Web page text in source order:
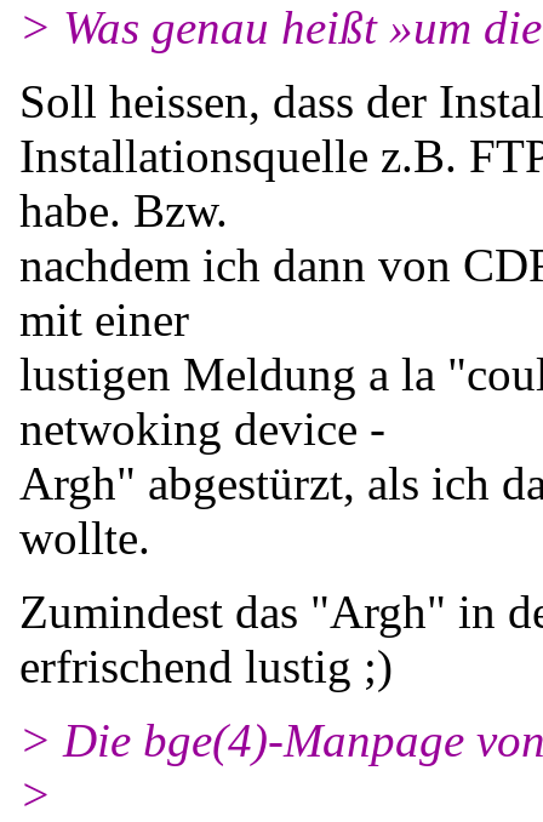
> Was genau heißt »um
Soll heissen, dass der
Installationsquelle z.B.
habe. Bzw.
nachdem ich dann von
mit einer
lustigen Meldung a la
netwoking device -
Argh" abgestürzt, als ich
wollte.
Zumindest das "Argh" in
erfrischend lustig ;)
> Die bge(4)-Manpage
>